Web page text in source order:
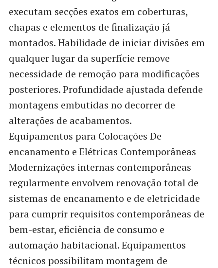
executam secções exatos em coberturas,
chapas e elementos de finalização já
montados. Habilidade de iniciar divisões em
qualquer lugar da superfície remove
necessidade de remoção para modificações
posteriores. Profundidade ajustada defende
montagens embutidas no decorrer de
alterações de acabamentos.
Equipamentos para Colocações De
encanamento e Elétricas Contemporâneas
Modernizações internas contemporâneas
regularmente envolvem renovação total de
sistemas de encanamento e de eletricidade
para cumprir requisitos contemporâneas de
bem-estar, eficiência de consumo e
automação habitacional. Equipamentos
técnicos possibilitam montagem de